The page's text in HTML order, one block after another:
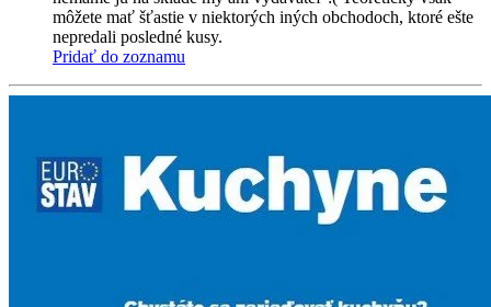
môžete mať šťastie v niektorých iných obchodoch, ktoré ešte
nepredali posledné kusy.
Pridať do zoznamu